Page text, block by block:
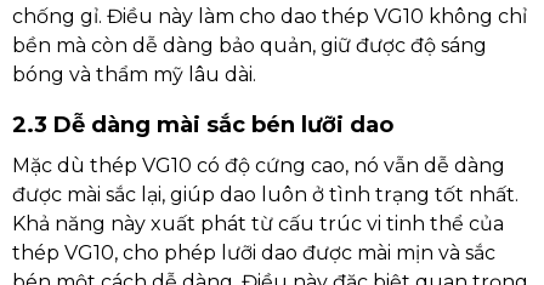
chống gỉ. Điều này làm cho dao thép VG10 không chỉ
bền mà còn dễ dàng bảo quản, giữ được độ sáng
bóng và thẩm mỹ lâu dài.
2.3 Dễ dàng mài sắc bén lưỡi dao
Mặc dù thép VG10 có độ cứng cao, nó vẫn dễ dàng
được mài sắc lại, giúp dao luôn ở tình trạng tốt nhất.
Khả năng này xuất phát từ cấu trúc vi tinh thể của
thép VG10, cho phép lưỡi dao được mài mịn và sắc